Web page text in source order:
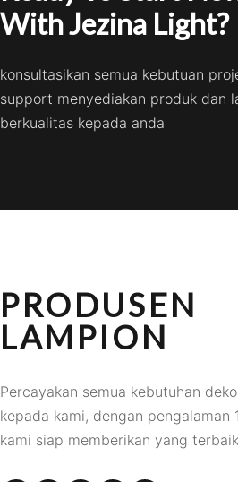
With Jezina Light?
konsultasikan semua kebutuan
support menyediakan produk dan
berkualitas kepada anda
PRODUSEN
LAMPION
Percayakan semua kebutuhan
kepada kami, dengan pengalaman
kami siap memberikan yang